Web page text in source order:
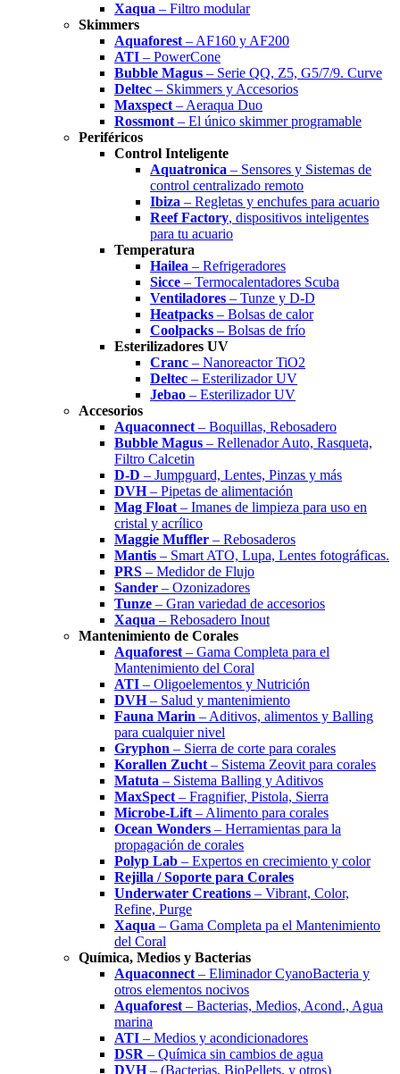
Xaqua – Filtro modular
Skimmers
Aquaforest – AF160 y AF200
ATI – PowerCone
Bubble Magus – Serie QQ, Z5, G5/7/9. Curve
Deltec – Skimmers y Accesorios
Maxspect – Aeraqua Duo
Rossmont – El único skimmer programable
Periféricos
Control Inteligente
Aquatronica – Sensores y Sistemas de
control centralizado remoto
Ibiza – Regletas y enchufes para acuario
Reef Factory, dispositivos inteligentes
para tu acuario
Temperatura
Hailea – Refrigeradores
Sicce – Termocalentadores Scuba
Ventiladores – Tunze y D-D
Heatpacks – Bolsas de calor
Coolpacks – Bolsas de frío
Esterilizadores UV
Cranc – Nanoreactor TiO2
Deltec – Esterilizador UV
Jebao – Esterilizador UV
Accesorios
Aquaconnect – Boquillas, Rebosadero
Bubble Magus – Rellenador Auto, Rasqueta,
Filtro Calcetin
D-D – Jumpguard, Lentes, Pinzas y más
DVH– Pipetas de alimentación
Mag Float – Imanes de limpieza para uso en
cristal y acrílico
Maggie Muffler – Rebosaderos
Mantis – Smart ATO, Lupa, Lentes fotográficas.
PRS – Medidor de Flujo
Sander – Ozonizadores
Tunze – Gran variedad de accesorios
Xaqua – Rebosadero Inout
Mantenimiento de Corales
Aquaforest – Gama Completa para el
Mantenimiento del Coral
ATI – Oligoelementos y Nutrición
DVH– Salud y mantenimiento
Fauna Marin – Aditivos, alimentos y Balling
para cualquier nivel
Gryphon – Sierra de corte para corales
Korallen Zucht – Sistema Zeovit para corales
Matuta – Sistema Balling y Aditivos
MaxSpect – Fragnifier, Pistola, Sierra
Microbe-Lift – Alimento para corales
Ocean Wonders – Herramientas para la
propagación de corales
Polyp Lab – Expertos en crecimiento y color
Rejilla / Soporte para Corales
Underwater Creations – Vibrant, Color,
Refine, Purge
Xaqua – Gama Completa pa el Mantenimiento
del Coral
Química, Medios y Bacterias
Aquaconnect – Eliminador CyanoBacteria y
otros elementos nocivos
Aquaforest – Bacterias, Medios, Acond., Agua
marina
ATI – Medios y acondicionadores
DSR – Química sin cambios de agua
DVH– (Bacterias, BioPellets, y otros)